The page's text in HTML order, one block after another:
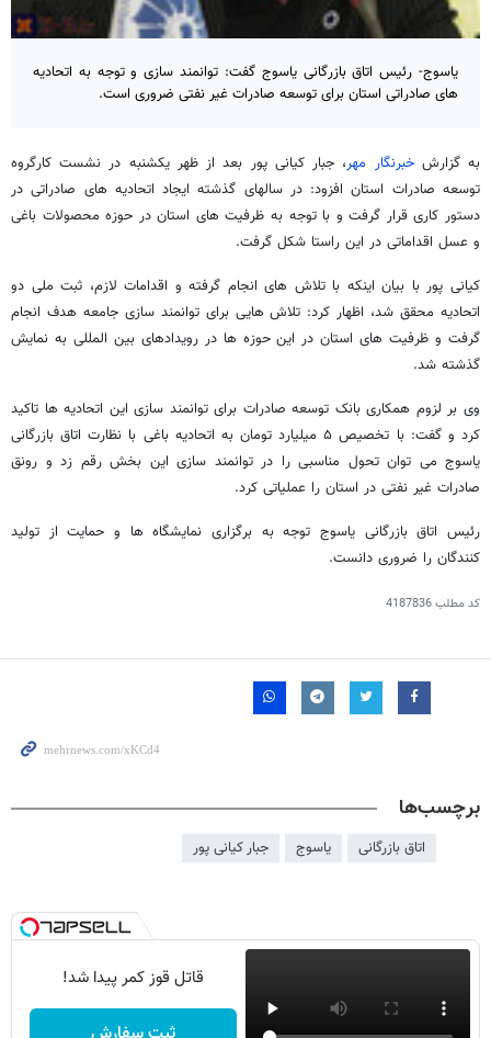
یاسوج- رئیس اتاق بازرگانی یاسوج گفت: توانمند سازی و توجه به اتحادیه
های صادراتی استان برای توسعه صادرات غیر نفتی ضروری است.
به گزارشخبرنگار مهر، جبار کیانی پور بعد از ظهر یکشنبه در نشست کارگروه
توسعه صادرات استان افزود: در سالهای گذشته ایجاد اتحادیه های صادراتی در
دستور کاری قرار گرفت و با توجه به ظرفیت های استان در حوزه محصولات باغی
و عسل اقداماتی در این راستا شکل گرفت.
کیانی پور با بیان اینکه با تلاش های انجام گرفته و اقدامات لازم، ثبت ملی دو
اتحادیه محقق شد، اظهار کرد: تلاش هایی برای توانمند سازی جامعه هدف انجام
گرفت و ظرفیت های استان در این حوزه ها در رویدادهای بین المللی به نمایش
گذشته شد.
وی بر لزوم همکاری بانک توسعه صادرات برای توانمند سازی این اتحادیه ها تاکید
کرد و گفت: با تخصیص ۵ میلیارد تومان به اتحادیه باغی با نظارت اتاق بازرگانی
یاسوج می توان تحول مناسبی را در توانمند سازی این بخش رقم زد و رونق
صادرات غیر نفتی در استان را عملیاتی کرد.
رئیس اتاق بازرگانی یاسوج توجه به برگزاری نمایشگاه ها و حمایت از تولید
کنندگان را ضروری دانست.
کد مطلب4187836
برچسب‌ها
اتاق بازرگانی یاسوج جبار کیانی پور
قاتل قوز کمر پیدا شد!